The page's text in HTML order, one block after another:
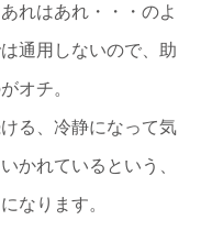
れはあれ・・・のよ
通用しないので、助
オチ。
る、冷静になって気
かれているという、
なります。